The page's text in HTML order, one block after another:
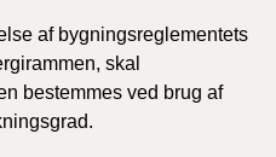
af bygningsreglementets
skal
bestemmes ved brug af